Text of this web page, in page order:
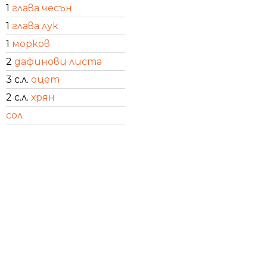
1 глава чесън
1 глава лук
1 морков
2 дафинови листа
3 с.л. оцет
2 с.л. хрян
сол